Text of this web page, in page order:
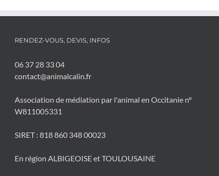
RENDEZ-VOUS, DEVIS, INFOS
06 37 28 33 04
contact@animalcalin.fr
Association de médiation par l'animal en Occitanie n°
W811005331
SIRET : 818 860 348 00023
En région ALBIGEOISE et TOULOUSAINE